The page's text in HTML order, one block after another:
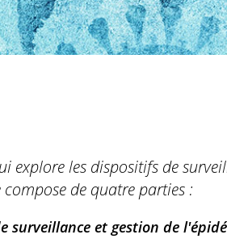
explore les dispositifs de
de quatre parties :
surveillance et gestion de